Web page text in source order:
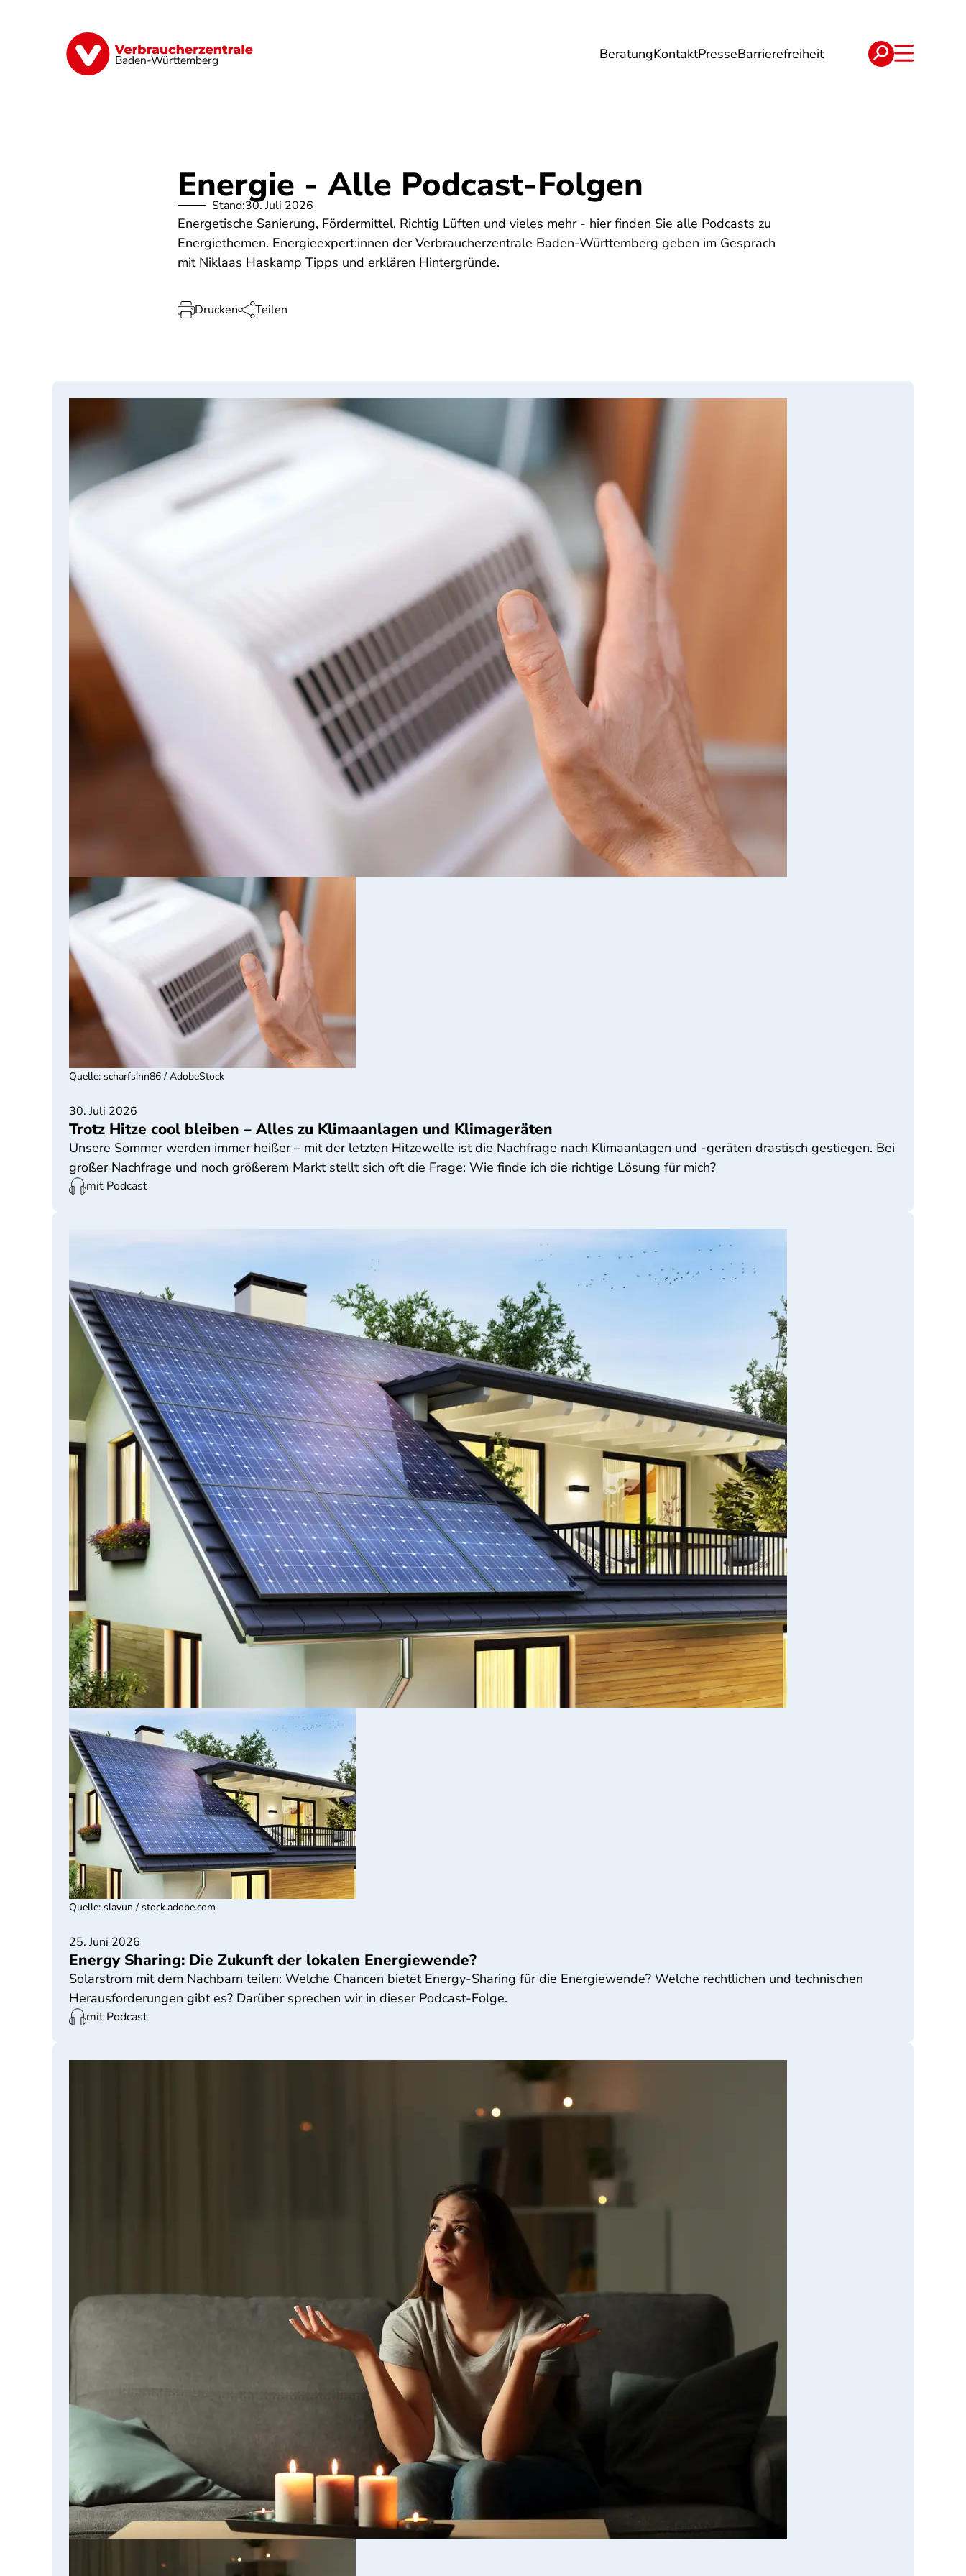
Baden-Württemberg BeratungKontaktPresseBarrierefreiheit
Geld & Versicherungen Digitales Energie Reise Verträge
Energie - Alle Podcast-Folgen
Stand:30. Juli 2026
Energetische Sanierung, Fördermittel, Richtig Lüften und vieles mehr - hier finden Sie alle Podcasts zu
Energiethemen. Energieexpert:innen der Verbraucherzentrale Baden-Württemberg geben im Gespräch
mit Niklaas Haskamp Tipps und erklären Hintergründe.
Drucken Teilen
30. Juli 2026
Trotz Hitze cool bleiben – Alles zu Klimaanlagen und Klimageräten
Unsere Sommer werden immer heißer – mit der letzten Hitzewelle ist die Nachfrage nach Klimaanlagen und -geräten drastisch gestiegen. Bei
großer Nachfrage und noch größerem Markt stellt sich oft die Frage: Wie finde ich die richtige Lösung für mich?
mit Podcast
Quelle: scharfsinn86 / AdobeStock
25. Juni 2026
Energy Sharing: Die Zukunft der lokalen Energiewende?
Solarstrom mit dem Nachbarn teilen: Welche Chancen bietet Energy-Sharing für die Energiewende? Welche rechtlichen und technischen
Herausforderungen gibt es? Darüber sprechen wir in dieser Podcast-Folge.
mit Podcast
Quelle: slavun / stock.adobe.com